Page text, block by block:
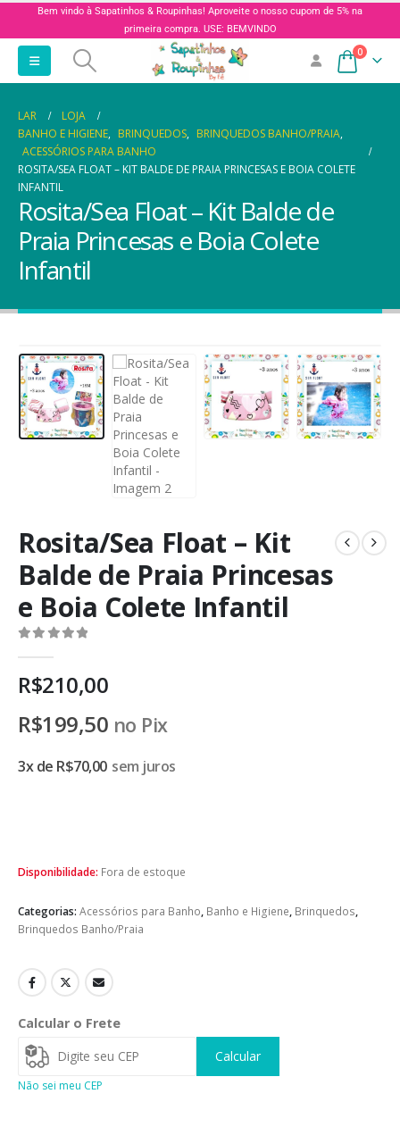
Bem vindo à Sapatinhos & Roupinhas! Aproveite o nosso cupom de 5% na
primeira compra. USE: BEMVINDO
0
LAR
LOJA
BANHO E HIGIENE, BRINQUEDOS, BRINQUEDOS BANHO/PRAIA,
ACESSÓRIOS PARA BANHO
ROSITA/SEA FLOAT – KIT BALDE DE PRAIA PRINCESAS E BOIA COLETE
INFANTIL
Rosita/Sea Float – Kit Balde de
Praia Princesas e Boia Colete
Infantil
Rosita/Sea Float – Kit
Balde de Praia Princesas
e Boia Colete Infantil
R$210,00
R$199,50 no Pix
3x de R$70,00 sem juros
Disponibilidade: Fora de estoque
Categorias: Acessórios para Banho, Banho e Higiene, Brinquedos,
Brinquedos Banho/Praia
Calcular o Frete
Calcular
Não sei meu CEP